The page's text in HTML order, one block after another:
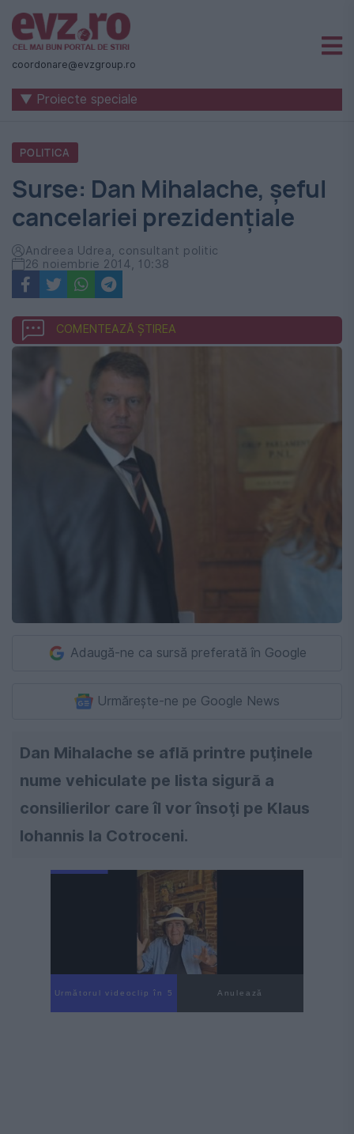
Știri
naționale
internaționale
România
-
Evenimentul
Zilei
coordonare@evzgroup.ro
▼ Proiecte speciale
POLITICA
Surse: Dan Mihalache, șeful
cancelariei prezidențiale
Andreea Udrea, consultant politic
26 noiembrie 2014, 10:38
COMENTEAZĂ ȘTIREA
Adaugă-ne ca sursă preferată în Google
Urmărește-ne pe Google News
Dan Mihalache se află printre puţinele
nume vehiculate pe lista sigură a
consilierilor care îl vor însoţi pe Klaus
Iohannis la Cotroceni.
Următorul videoclip în 4 Anulează